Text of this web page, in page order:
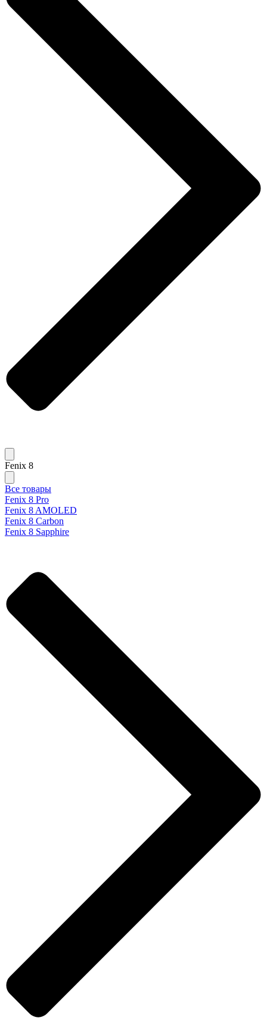
Fenix 8
Все товары
Fenix 8 Pro
Fenix 8 AMOLED
Fenix 8 Carbon
Fenix 8 Sapphire